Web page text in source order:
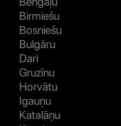
Birmiešu
Bosniešu
Bulgāru
Dari
Gruzīnu
Horvātu
Igauņu
Katalāņu